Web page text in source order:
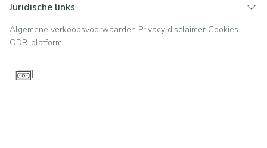
Juridische links
Algemene verkoopsvoorwaarden Privacy disclaimer Cookies
ODR-platform